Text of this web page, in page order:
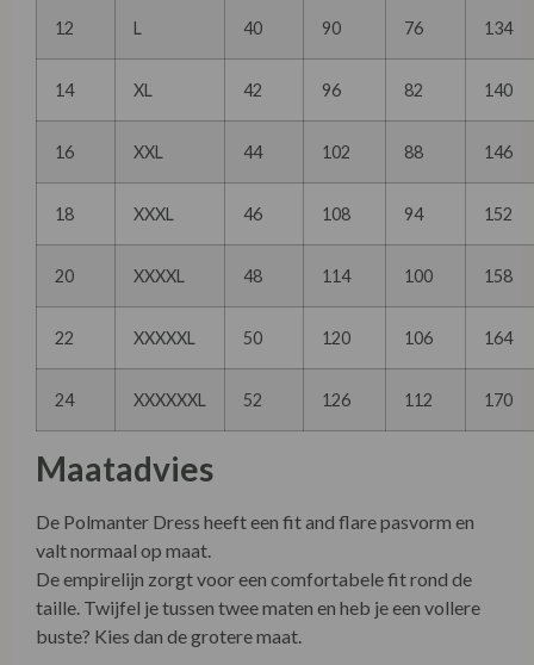
12 L 40 90 76 134
14 XL 42 96 82 140
16 XXL 44 102 88 146
18 XXXL 46 108 94 152
20 XXXXL 48 114 100 158
22 XXXXXL 50 120 106 164
24 XXXXXXL 52 126 112 170
Maatadvies
De Polmanter Dress heeft een fit and flare pasvorm en
valt normaal op maat.
De empirelijn zorgt voor een comfortabele fit rond de
taille. Twijfel je tussen twee maten en heb je een vollere
buste? Kies dan de grotere maat.